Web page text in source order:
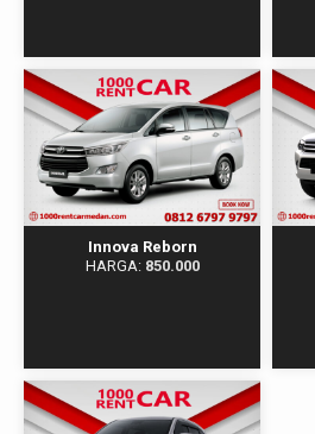
Innova Reborn
HARGA: 850.000